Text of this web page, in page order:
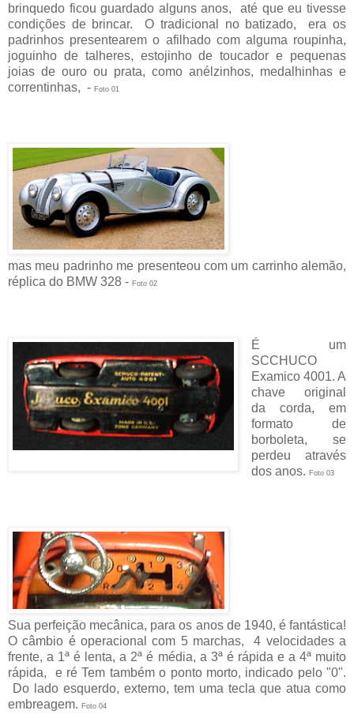
brinquedo ficou guardado alguns anos, até que eu tivesse
condições de brincar. O tradicional no batizado, era os
padrinhos presentearem o afilhado com alguma roupinha,
joguinho de talheres, estojinho de toucador e pequenas
joias de ouro ou prata, como anélzinhos, medalhinhas e
correntinhas, - Foto 01
mas meu padrinho me presenteou com um carrinho alemão,
réplica do BMW 328 - Foto 02
É um
SCCHUCO
Examico 4001. A
chave original
da corda, em
formato de
borboleta, se
perdeu através
dos anos. Foto 03
Sua perfeição mecânica, para os anos de 1940, é fantástica!
O câmbio é operacional com 5 marchas, 4 velocidades a
frente, a 1ª é lenta, a 2ª é média, a 3ª é rápida e a 4ª muito
rápida, e ré Tem também o ponto morto, indicado pelo "0".
Do lado esquerdo, externo, tem uma tecla que atua como
embreagem. Foto 04